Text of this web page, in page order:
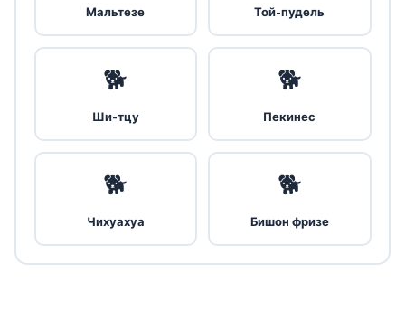
Мальтезе Той-пудель
🐕
Ши-тцу
🐕
Пекинес
🐕
Чихуахуа
🐕
Бишон фризе